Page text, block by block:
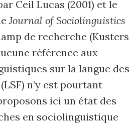
Ceil Lucas (2001) et le
Journal of Sociolinguistics
de recherche (Kusters
référence aux
sur la langue des
n’y est pourtant
ici un état des
en sociolinguistique